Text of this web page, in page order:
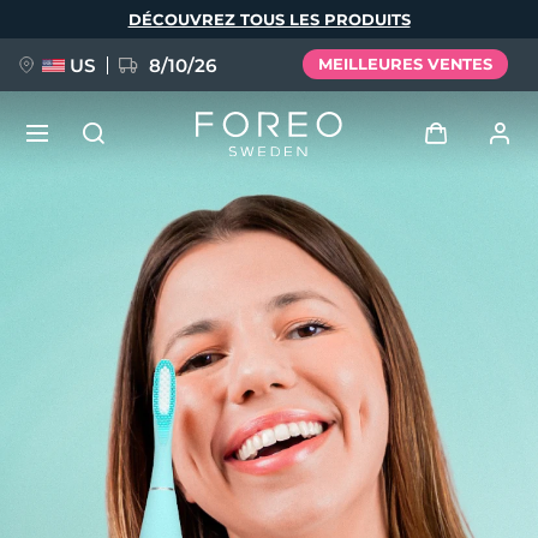
DÉCOUVREZ TOUS LES PRODUITS
US 8/10/26 MEILLEURES VENTES
Profil de l'utilisateur
Mes appareils
Mes commandes
Mes adresses
Mes abonnements
FAQ™ Pure Beauty-Tech Elixir
BREAKING NEWS
issa™ Teeth Whitening Set
Deutsch
Español
Français
Italiano
Português
Svenska
Русский
简体中文 繁體中文